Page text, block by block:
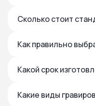
Сколько стоит
Как правильно
Какой срок
Какие виды